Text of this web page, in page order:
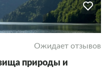
Ожидает отзывов
природы и